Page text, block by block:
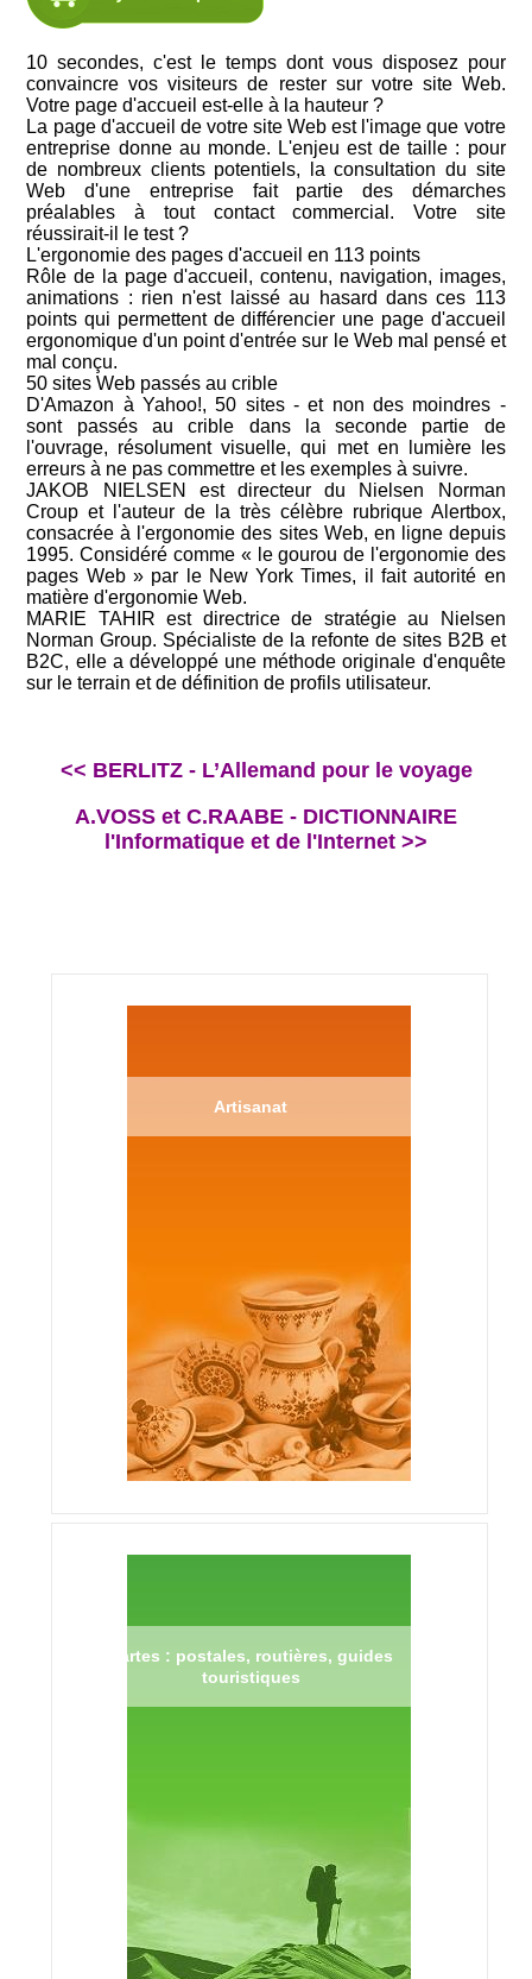
10 secondes, c'est le temps dont vous disposez pour
convaincre vos visiteurs de rester sur votre site Web.
Votre page d'accueil est-elle à la hauteur ?
La page d'accueil de votre site Web est l'image que votre
entreprise donne au monde. L'enjeu est de taille : pour
de nombreux clients potentiels, la consultation du site
Web d'une entreprise fait partie des démarches
préalables à tout contact commercial. Votre site
réussirait-il le test ?
L'ergonomie des pages d'accueil en 113 points
Rôle de la page d'accueil, contenu, navigation, images,
animations : rien n'est laissé au hasard dans ces 113
points qui permettent de différencier une page d'accueil
ergonomique d'un point d'entrée sur le Web mal pensé et
mal conçu.
50 sites Web passés au crible
D'Amazon à Yahoo!, 50 sites - et non des moindres -
sont passés au crible dans la seconde partie de
l'ouvrage, résolument visuelle, qui met en lumière les
erreurs à ne pas commettre et les exemples à suivre.
JAKOB NIELSEN est directeur du Nielsen Norman
Croup et l'auteur de la très célèbre rubrique Alertbox,
consacrée à l'ergonomie des sites Web, en ligne depuis
1995. Considéré comme « le gourou de l'ergonomie des
pages Web » par le New York Times, il fait autorité en
matière d'ergonomie Web.
MARIE TAHIR est directrice de stratégie au Nielsen
Norman Group. Spécialiste de la refonte de sites B2B et
B2C, elle a développé une méthode originale d'enquête
sur le terrain et de définition de profils utilisateur.
<< BERLITZ - L’Allemand pour le voyage
A.VOSS et C.RAABE - DICTIONNAIRE
l'Informatique et de l'Internet >>
Artisanat
Cartes : postales, routières, guides
touristiques